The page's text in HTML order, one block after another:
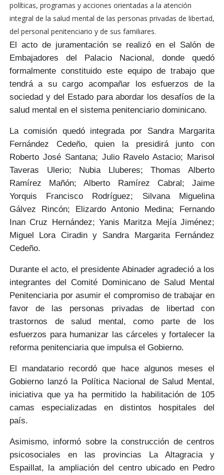
políticas, programas y acciones orientadas a la atención
integral de la salud mental de las personas privadas de libertad,
del personal penitenciario y de sus familiares.
El acto de juramentación se realizó en el Salón de
Embajadores del Palacio Nacional, donde quedó
formalmente constituido este equipo de trabajo que
tendrá a su cargo acompañar los esfuerzos de la
sociedad y del Estado para abordar losdesafíos de la
salud mental en el sistema penitenciario dominicano.
La comisión quedó integrada por Sandra Margarita
Fernández Cedeño, quien la presidirá junto con
Roberto José Santana; Julio Ravelo Astacio; Marisol
Taveras Ulerio; Nubia Lluberes; Thomas Alberto
Ramírez Mañón; Alberto Ramírez Cabral; Jaime
Yorquis Francisco Rodríguez; Silvana Miguelina
Gálvez Rincón; Elizardo Antonio Medina; Fernando
Inan Cruz Hernández; Yanis Maritza Mejía Jiménez;
Miguel Lora Ciradin y Sandra Margarita Fernández
Cedeño.
Durante el acto, el presidente Abinader agradeció a los
integrantes del Comité Dominicano de Salud Mental
Penitenciaria por asumir el compromiso detrabajar en
favor de las personas privadas de libertadcon
trastornos de salud mental, como parte de los
esfuerzos para humanizar las cárceles y fortalecer la
reforma penitenciaria que impulsa el Gobierno.
El mandatario recordó que hace algunos meses el
Gobierno lanzó la Política Nacional de Salud Mental,
iniciativa que ya ha permitido la habilitación de 105
camas especializadas en distintos hospitales del
país.
Asimismo, informó sobre la construcción decentros
psicosociales en las provincias La Altagracia y
Espaillat, la ampliación del centro ubicado en Pedro